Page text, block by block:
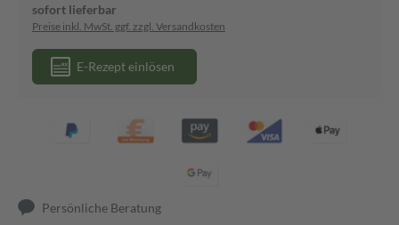
sofort lieferbar
Preise inkl. MwSt. ggf. zzgl. Versandkosten
E-Rezept einlösen
Persönliche Beratung